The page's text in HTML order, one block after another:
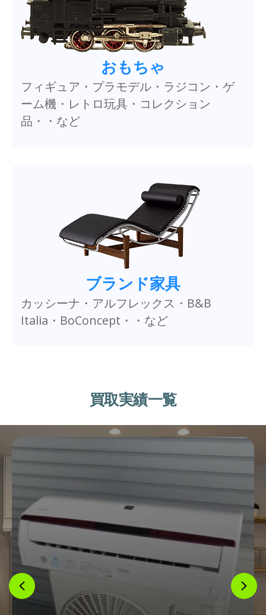
おもちゃ
フィギュア・プラモデル・ラジコン・ゲ
ーム機・レトロ玩具・コレクション
品・・など
ブランド家具
カッシーナ・アルフレックス・B&B
Italia・BoConcept・・など
買取実績一覧